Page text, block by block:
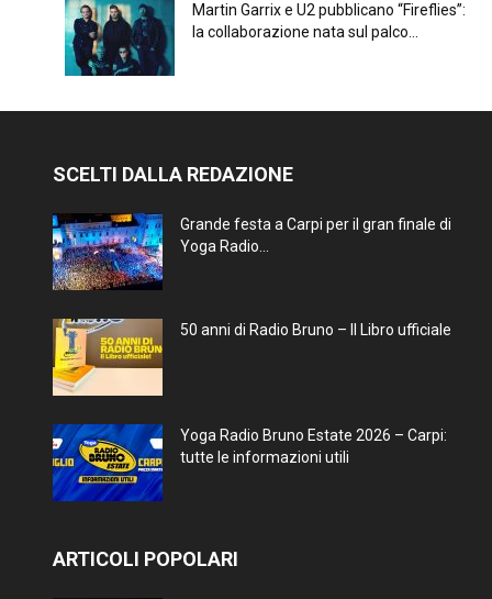
Martin Garrix e U2 pubblicano “Fireflies”:
la collaborazione nata sul palco...
SCELTI DALLA REDAZIONE
Grande festa a Carpi per il gran finale di
Yoga Radio...
50 anni di Radio Bruno – Il Libro ufficiale
Yoga Radio Bruno Estate 2026 – Carpi:
tutte le informazioni utili
ARTICOLI POPOLARI